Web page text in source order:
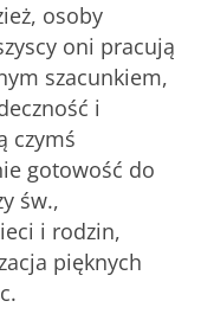
osoby
oni pracują
szacunkiem,
i
czymś
gotowość do
św.,
i rodzin,
pięknych